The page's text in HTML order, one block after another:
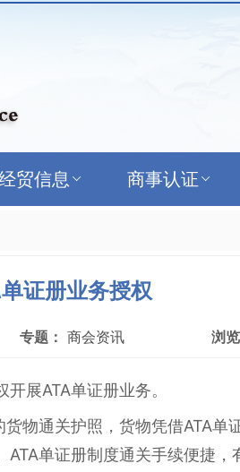
贸信息 商事认证
证册业务授权
专题： 商会资讯 浏览
展ATA单证册业务。
物通关护照，货物凭借ATA单
单证册制度通关手续便捷，